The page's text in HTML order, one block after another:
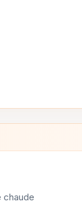
chaude